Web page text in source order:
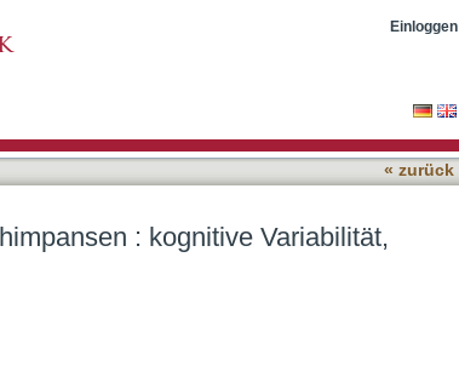
Flexibilität und KomplexitätEinloggen
« zurück
: kognitive Variabilität,